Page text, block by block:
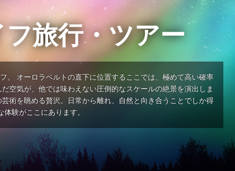
旅行・ツアー
。 オーロラベルトの直下に位置するここでは、極めて高い確率
空気が、他では味わえない圧倒的なスケールの絶景を演出しま
術を眺める贅沢。日常から離れ、自然と向き合うことでしか得
体験がここにあります。